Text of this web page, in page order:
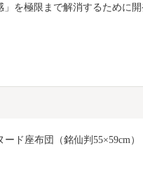
を極限まで解消するために
ド座布団（銘仙判55×59cm）